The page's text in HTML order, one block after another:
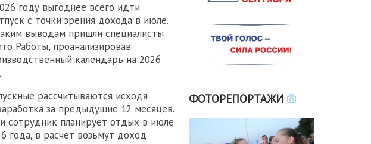
году выгоднее всего идти
с точки зрения дохода в июле.
выводам пришли специалисты
Работы, проанализировав
календарь на 2026
рассчитываются исходя
за предыдущие 12 месяцев.
сотрудник планирует отдых в июле
года, в расчет возьмут доход
ФОТОРЕПОРТАЖИ